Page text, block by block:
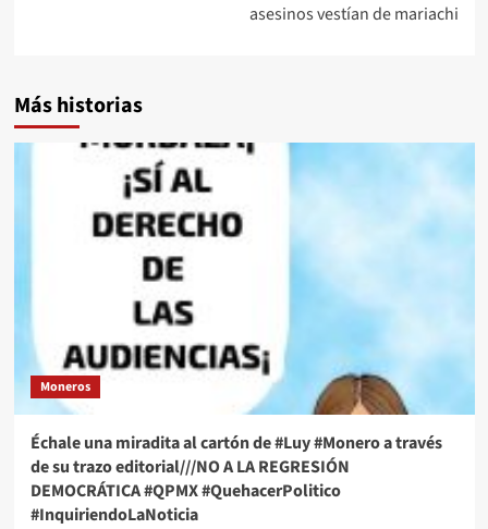
asesinos vestían de mariachi
Más historias
Moneros
Échale una miradita al cartón de #Luy #Monero a través
de su trazo editorial///NO A LA REGRESIÓN
DEMOCRÁTICA #QPMX #QuehacerPolitico
#InquiriendoLaNoticia